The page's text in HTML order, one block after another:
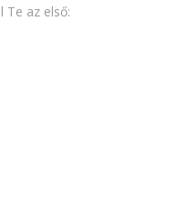
Te az első: